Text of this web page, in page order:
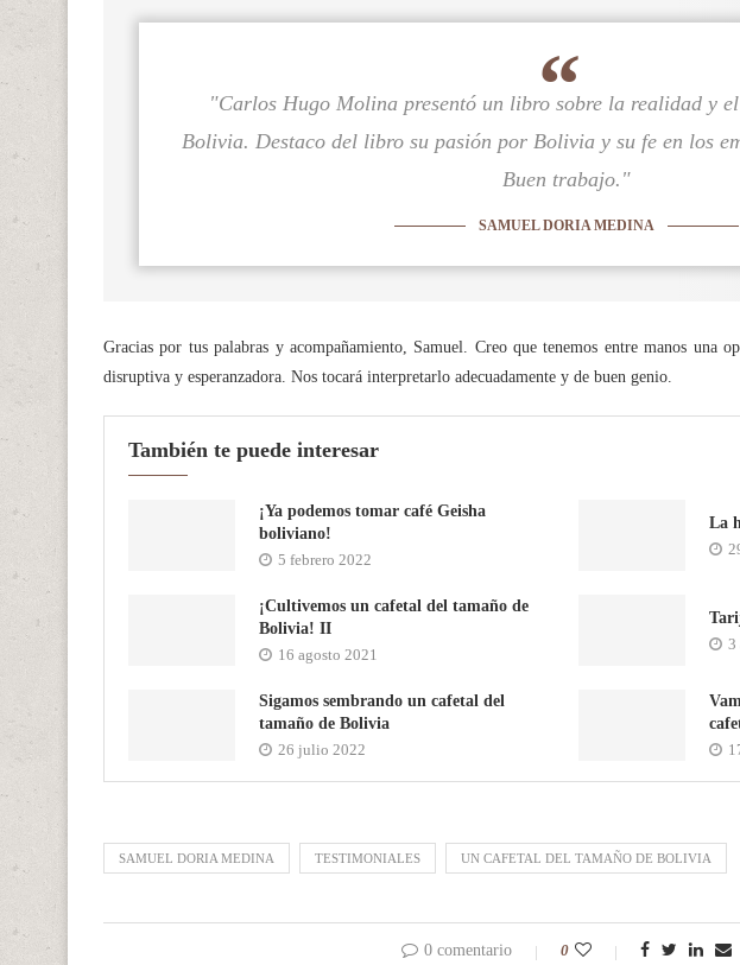
"Carlos Hugo Molina presentó un libro sobre la realidad y
Bolivia. Destaco del libro su pasión por Bolivia y su fe en los
Buen trabajo."
SAMUEL DORIA MEDINA
Gracias por tus palabras y acompañamiento, Samuel. Creo que tenemos entre manos una
disruptiva y esperanzadora. Nos tocará interpretarlo adecuadamente y de buen genio.
También te puede interesar
¡Ya podemos tomar café Geisha
boliviano!
5 febrero 2022
La
¡Cultivemos un cafetal del tamaño de
Bolivia! II
16 agosto 2021
3
Sigamos sembrando un cafetal del
tamaño de Bolivia
26 julio 2022
SAMUEL DORIA MEDINA TESTIMONIALES UN CAFETAL DEL TAMAÑO DE BOLIVIA
0 comentario 0